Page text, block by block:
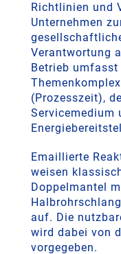
Richtlinien und
Unternehmen
Verantwortung
Betrieb
(Prozesszeit),
Servicemedium
Emaillierte
weisen
Doppelmantel
auf. Die
wird dabei von
vorgegeben.